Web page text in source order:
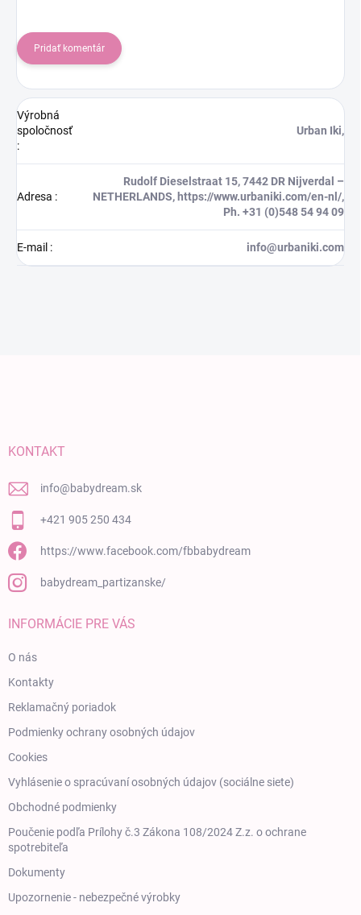
Pridať komentár
Výrobná
spoločnosť
:
Urban Iki,
Adresa :
Rudolf Dieselstraat 15, 7442 DR Nijverdal –
NETHERLANDS, https://www.urbaniki.com/en-nl/,
Ph. +31 (0)548 54 94 09
E-mail : info@urbaniki.com
KONTAKT
info@babydream.sk
+421 905 250 434
https://www.facebook.com/fbbabydream
babydream_partizanske/
INFORMÁCIE PRE VÁS
O nás
Kontakty
Reklamačný poriadok
Podmienky ochrany osobných údajov
Cookies
Vyhlásenie o spracúvaní osobných údajov (sociálne siete)
Obchodné podmienky
Poučenie podľa Prílohy č.3 Zákona 108/2024 Z.z. o ochrane
spotrebiteľa
Dokumenty
Upozornenie - nebezpečné výrobky